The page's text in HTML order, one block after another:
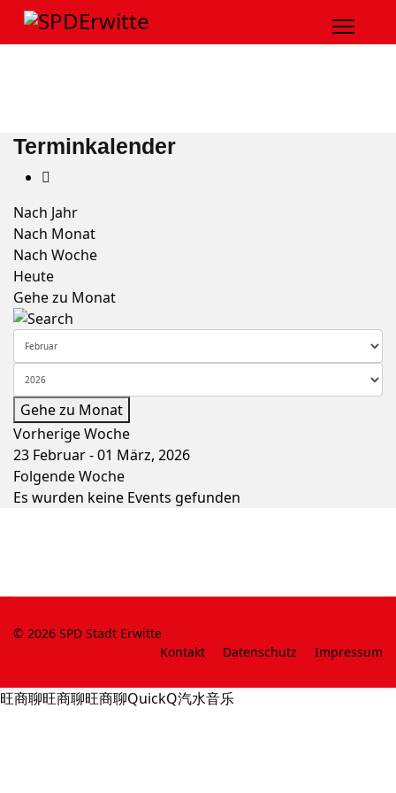
Terminkalender
Nach Jahr
Nach Monat
Nach Woche
Heute
Gehe zu Monat
Gehe zu Monat
Vorherige Woche
23 Februar - 01 März, 2026
Folgende Woche
Es wurden keine Events gefunden
© 2026 SPD Stadt Erwitte
Kontakt
Datenschutz Impressum
旺商聊旺商聊旺商聊QuickQ汽水音乐